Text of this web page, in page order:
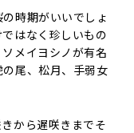
時期がいいでしょ
はなく珍しいもの
メイヨシノが有名
尾、松月、手弱女
から遅咲きまでそ